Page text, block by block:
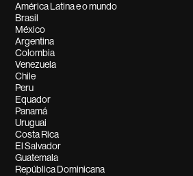
América Latina e o mundo
Brasil
México
Argentina
Colombia
Venezuela
Chile
Peru
Equador
Panamá
Uruguai
Costa Rica
El Salvador
Guatemala
República Dominicana